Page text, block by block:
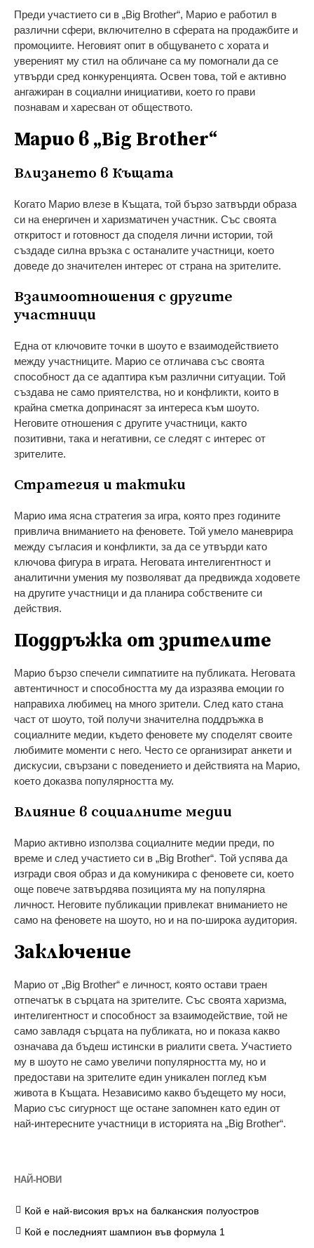
Преди участието си в „Big Brother“, Марио е работил в
различни сфери, включително в сферата на продажбите и
промоциите. Неговият опит в общуването с хората и
увереният му стил на обличане са му помогнали да се
утвърди сред конкуренцията. Освен това, той е активно
ангажиран в социални инициативи, което го прави
познавам и харесван от обществото.
Марио в „Big Brother“
Влизането в Къщата
Когато Марио влезе в Къщата, той бързо затвърди образа
си на енергичен и харизматичен участник. Със своята
откритост и готовност да споделя лични истории, той
създаде силна връзка с останалите участници, което
доведе до значителен интерес от страна на зрителите.
Взаимоотношения с другите
участници
Една от ключовите точки в шоуто е взаимодействието
между участниците. Марио се отличава със своята
способност да се адаптира към различни ситуации. Той
създава не само приятелства, но и конфликти, които в
крайна сметка допринасят за интереса към шоуто.
Неговите отношения с другите участници, както
позитивни, така и негативни, се следят с интерес от
зрителите.
Стратегия и тактики
Марио има ясна стратегия за игра, която през годините
привлича вниманието на феновете. Той умело маневрира
между съгласия и конфликти, за да се утвърди като
ключова фигура в играта. Неговата интелигентност и
аналитични умения му позволяват да предвижда ходовете
на другите участници и да планира собствените си
действия.
Поддръжка от зрителите
Марио бързо спечели симпатиите на публиката. Неговата
автентичност и способността му да изразява емоции го
направиха любимец на много зрители. След като стана
част от шоуто, той получи значителна поддръжка в
социалните медии, където феновете му споделят своите
любимите моменти с него. Често се организират анкети и
дискусии, свързани с поведението и действията на Марио,
което доказва популярността му.
Влияние в социалните медии
Марио активно използва социалните медии преди, по
време и след участието си в „Big Brother“. Той успява да
изгради своя образ и да комуникира с феновете си, което
още повече затвърдява позицията му на популярна
личност. Неговите публикации привлекат вниманието не
само на феновете на шоуто, но и на по-широка аудитория.
Заключение
Марио от „Big Brother“ е личност, която остави траен
отпечатък в сърцата на зрителите. Със своята харизма,
интелигентност и способност за взаимодействие, той не
само завладя сърцата на публиката, но и показа какво
означава да бъдеш истински в риалити света. Участието
му в шоуто не само увеличи популярността му, но и
предостави на зрителите един уникален поглед към
живота в Къщата. Независимо какво бъдещето му носи,
Марио със сигурност ще остане запомнен като един от
най-интересните участници в историята на „Big Brother“.
НАЙ-НОВИ
Кой е най-високия връх на балканския полуостров
Кой е последният шампион във формула 1